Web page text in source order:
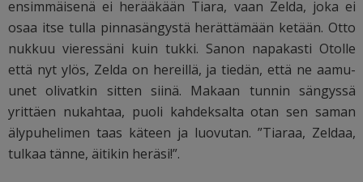
ensimmäisenä ei herääkään Tiara, vaan Zelda, joka ei
osaa itse tulla pinnasängystä herättämään ketään. Otto
nukkuu vieressäni kuin tukki. Sanon napakasti Otolle
että nyt ylös, Zelda on hereillä, ja tiedän, että ne aamu-
unet olivatkin sitten siinä. Makaan tunnin sängyssä
yrittäen nukahtaa, puoli kahdeksalta otan sen saman
älypuhelimen taas käteen ja luovutan. ”Tiaraa, Zeldaa,
tulkaa tänne, äitikin heräsi!”.